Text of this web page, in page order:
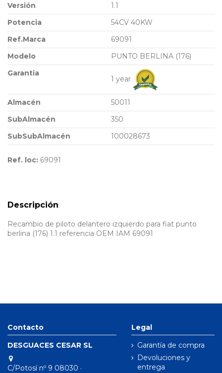
Versión
1.1
Potencia
54CV 40KW
Ref.Marca
69091
Modelo
PUNTO BERLINA (176)
Garantia
1 year
Almacén
50011
SubAlmacén
350
SubSubAlmacén
100028673
Ref. loc: 69091
Descripción
Recambio de piloto delantero izquierdo para fiat punto
berlina (176) 1.1 referencia OEM IAM 69091
Contacto
DESGUACES CESAR SL
C/Potosí nº 9 08030 ·
Legal
Garantía de compra
Devoluciones y
entrega